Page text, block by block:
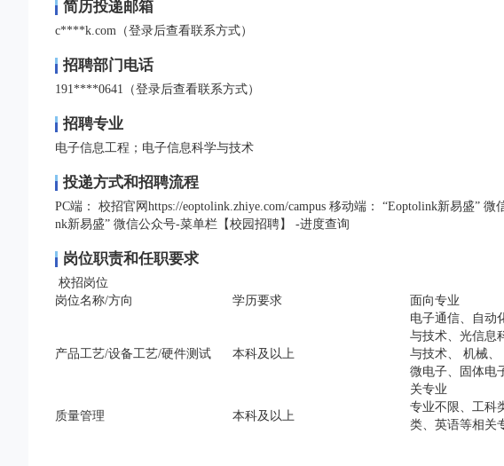
简历投递邮箱
c****k.com（登录后查看联系方式）
招聘部门电话
191****0641（登录后查看联系方式）
招聘专业
电子信息工程；电子信息科学与技术
投递方式和招聘流程
PC端： 校招官网https://eoptolink.zhiye.com/campus 移动端： “Eoptolink新易盛”
nk新易盛” 微信公众号-菜单栏【校园招聘】 -进度查询
岗位职责和任职要求
校招岗位
岗位名称/方向
学历要求 面向专业
产品工艺/设备工艺/硬件测试 本科及以上
电子通信、自动
与技术、光信息
与技术、 机械、
微电子、固体电
关专业
质量管理
本科及以上
专业不限、工科
类、英语等相关